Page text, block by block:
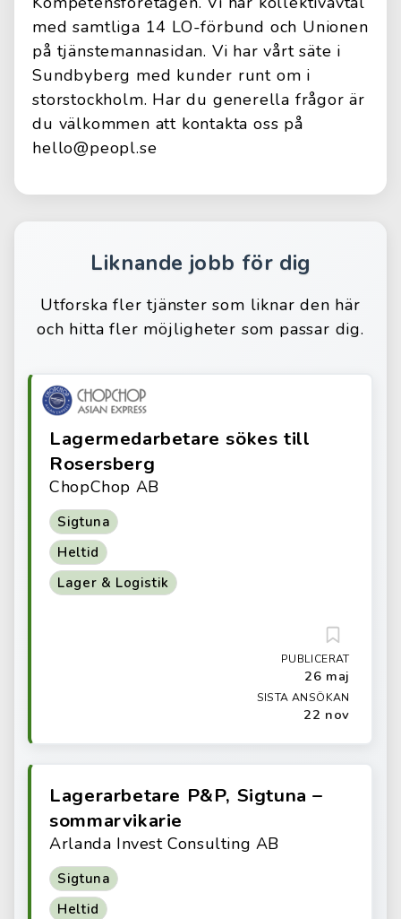
med samtliga 14 LO-förbund och Unionen
på tjänstemannasidan. Vi har vårt säte i
Sundbyberg med kunder runt om i
storstockholm. Har du generella frågor är
du välkommen att kontakta oss på
hello@peopl.se
Liknande jobb för dig
Utforska fler tjänster som liknar den här
och hitta fler möjligheter som passar dig.
Lagermedarbetare sökes till
Rosersberg
ChopChop AB
Sigtuna
Heltid
Lager & Logistik
PUBLICERAT
26 maj
SISTA ANSÖKAN
22 nov
Lagerarbetare P&P, Sigtuna –
sommarvikarie
Arlanda Invest Consulting AB
Sigtuna
Heltid